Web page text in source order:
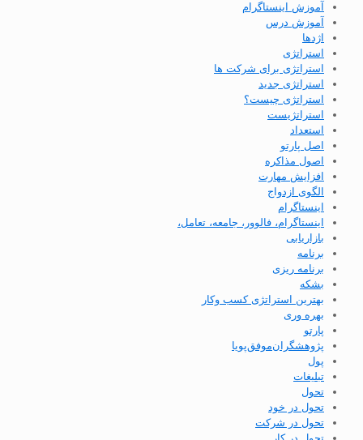
آموزش اینستاگرام
آموزش درس
اژدها
استراتژی
استراتژی برای شرکت ها
استراتژی جدید
استراتژی چیست؟
استراتژیست
استعداد
اصل پارتو
اصول مذاکره
افزایش مهارت
الگوی ازدواج
اینستاگرام
اینستاگرام، فالوور، جامعه، تعامل،
بازاریابی
برنامه
برنامه ریزی
بشکه
بهترین استراتژی کسب وکار
بهره وری
پارتو
پژوهشگران‌موفق‌پویا
پول
تبلیغات
تحول
تحول در خود
تحول در شرکت